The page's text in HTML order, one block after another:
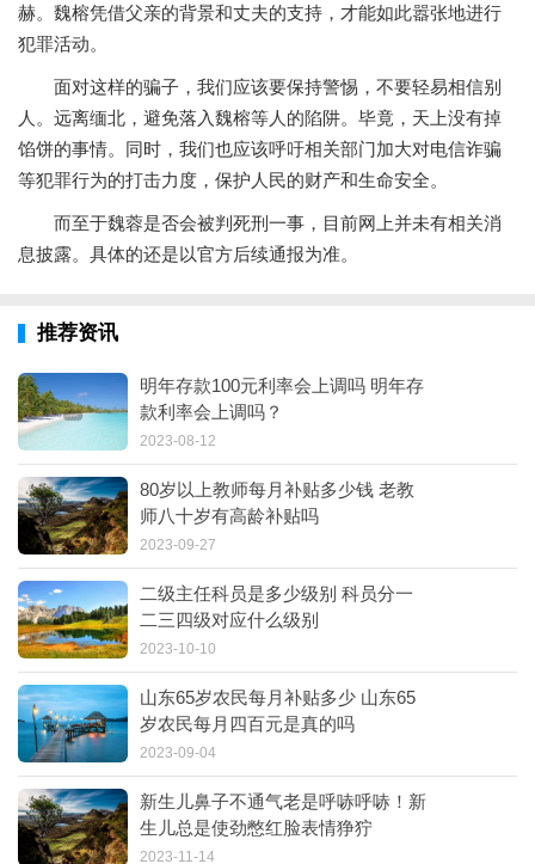
赫。魏榕凭借父亲的背景和丈夫的支持，才能如此嚣张地进行
犯罪活动。
面对这样的骗子，我们应该要保持警惕，不要轻易相信别
人。远离缅北，避免落入魏榕等人的陷阱。毕竟，天上没有掉
馅饼的事情。同时，我们也应该呼吁相关部门加大对电信诈骗
等犯罪行为的打击力度，保护人民的财产和生命安全。
而至于魏蓉是否会被判死刑一事，目前网上并未有相关消
息披露。具体的还是以官方后续通报为准。
推荐资讯
明年存款100元利率会上调吗 明年存
款利率会上调吗？
2023-08-12
80岁以上教师每月补贴多少钱 老教
师八十岁有高龄补贴吗
2023-09-27
二级主任科员是多少级别 科员分一
二三四级对应什么级别
2023-10-10
山东65岁农民每月补贴多少 山东65
岁农民每月四百元是真的吗
2023-09-04
新生儿鼻子不通气老是呼哧呼哧！新
生儿总是使劲憋红脸表情狰狞
2023-11-14